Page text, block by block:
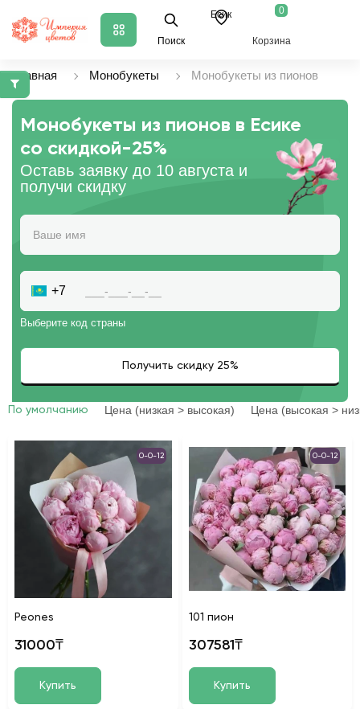
Поиск
Есик 0
Корзина
Главная Монобукеты Монобукеты из пионов
Монобукеты из пионов в Есике
со скидкой-25%
Оставь заявку до 10 августа и
получи скидку
+7
Выберите код страны
По умолчанию Цена (низкая > высокая) Цена (высокая >
0-0-12
Peones
31000₸
Купить
0-0-12
101 пион
307581₸
Купить